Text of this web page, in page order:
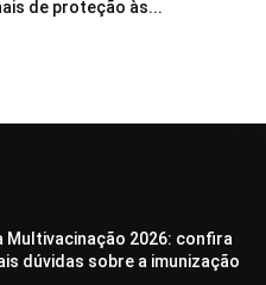
de proteção às...
Multivacinação 2026: confira
dúvidas sobre a imunização